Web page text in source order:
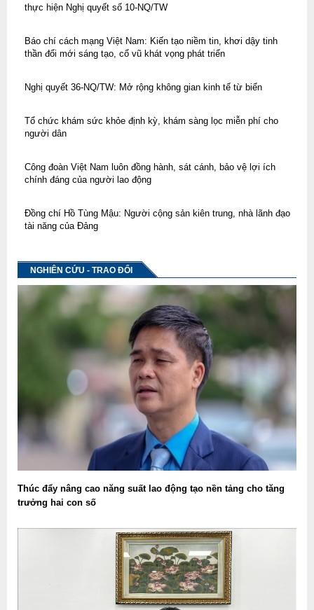
thực hiện Nghị quyết số 10-NQ/TW
Báo chí cách mạng Việt Nam: Kiến tạo niềm tin, khơi dậy tinh
thần đổi mới sáng tạo, cổ vũ khát vọng phát triển
Nghị quyết 36-NQ/TW: Mở rộng không gian kinh tế từ biển
Tổ chức khám sức khỏe định kỳ, khám sàng lọc miễn phí cho
người dân
Công đoàn Việt Nam luôn đồng hành, sát cánh, bảo vệ lợi ích
chính đáng của người lao động
Đồng chí Hồ Tùng Mậu: Người cộng sản kiên trung, nhà lãnh đạo
tài năng của Đảng
NGHIÊN CỨU - TRAO ĐỔI
Thúc đẩy nâng cao năng suất lao động tạo nền tảng cho tăng
trưởng hai con số